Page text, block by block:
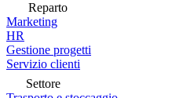
Reparto
Marketing
HR
Gestione progetti
Servizio clienti
Settore